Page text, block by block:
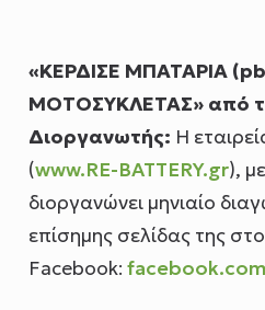
«ΚΕΡΔΙΣΕ ΜΠΑΤΑΡΙΑ (pb
ΜΟΤΟΣΥΚΛΕΤΑΣ» από
Διοργανωτής: Η
(www.RE-BATTERY.gr),
διοργανώνει μηνιαίο
επίσημης σελίδας της στο
Facebook: